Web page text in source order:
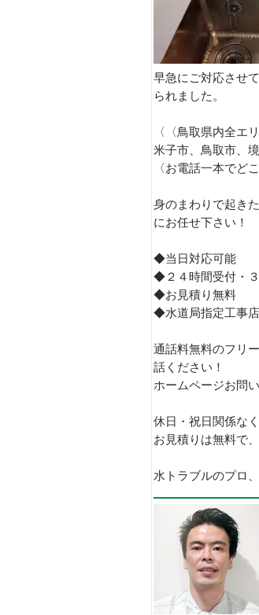
早急にご対応させ
られました。
〈〈鳥取県内全エ
米子市、鳥取市、
〈お電話一本でど
身のまわりで起き
にお任せ下さい！
◆当日対応可能
◆２４時間受付・
◆お見積り無料
◆水道局指定工事店
通話料無料のフリ
話ください！
ホームページお問
休日・祝日関係な
お見積りは無料で
水トラブルのプロ